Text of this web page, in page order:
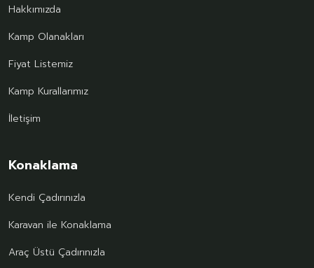
Hakkımızda
Kamp Olanakları
Fiyat Listemiz
Kamp Kurallarımız
İletişim
Konaklama
Kendi Çadırınızla
Karavan ile Konaklama
Araç Üstü Çadırınızla